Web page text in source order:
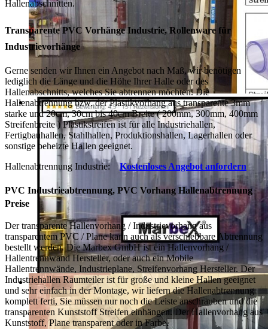
Hallenabschnitten.
Transparente PVC Vorhänge Industrie, Rollenware für
Industrievorhänge
Gerne senden wir Ihnen ein Angebot nach Maß, wir benötigen
lediglich die Länge und die Höhe Ihrer Halle oder des
Hallenabschnitts, welches Sie abtrennen möchten. Die
Hallenabtrennung bzw. der Plastikvorhang aus transparente 3mm
starke und 20cm, 30cm bis 40cm Breite ( 200mm, 300mm, 400mm
Streifenbreite ) Plastikstreifen ist für alle Industriehallen,
Fertigbauhallen, Stahlhallen, Produktionshallen, Lagerhallen oder
sonstige beheizte Hallen geeignet.
Hallenabtrennung Industrie:
Kostenloses Angebot anfordern
PVC Industrieabtrennung, PVC Vorhang Hallenabtrennung
Preise
Der transparente Hallenvorhang / Industrievorhang aus
transparentem PVC / Plane kann auch als verschiebbare Abtrennung
bestellt werden. Die Marbex GmbH ist ein Hallenvorhang /
Hallentrennwand Hersteller, oder auch ein Mobile
Hallentrennwände, Industrieplane, Streifenvorhang Hersteller. Der
Industriehallen Raumteiler ist für große und kleine Hallen geeignet
und sehr einfach in der Montage, wir liefern die Hallenabtrennung
komplett ferti, Sie müssen nur noch die Leiste anschrauben und die
transparenten Kunststoff Streifen einhängen. Der Hallenvorhang aus
Kunststoff, Plane transparent oder in Farbe.